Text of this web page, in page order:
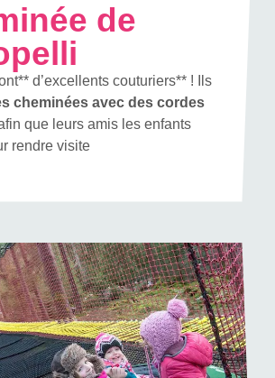
de
d’excellents couturiers** ! Ils
cheminées avec des cordes
que leurs amis les enfants
rendre visite